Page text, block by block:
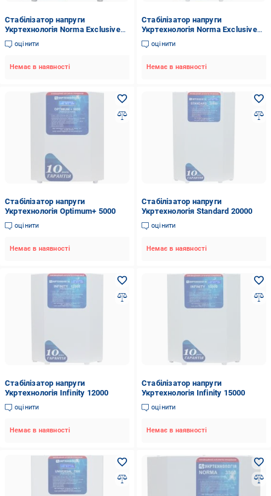
Стабілізатор напруги
Укртехнологія Norma Exclusive
5000
оцінити
Немає в наявності
Стабілізатор напруги
Укртехнологія Norma Exclusive
20000
оцінити
Немає в наявності
Стабілізатор напруги
Укртехнологія Optimum+ 5000
оцінити
Немає в наявності
Стабілізатор напруги
Укртехнологія Standard 20000
оцінити
Немає в наявності
Стабілізатор напруги
Укртехнологія Infinity 12000
оцінити
Немає в наявності
Стабілізатор напруги
Укртехнологія Infinity 15000
оцінити
Немає в наявності